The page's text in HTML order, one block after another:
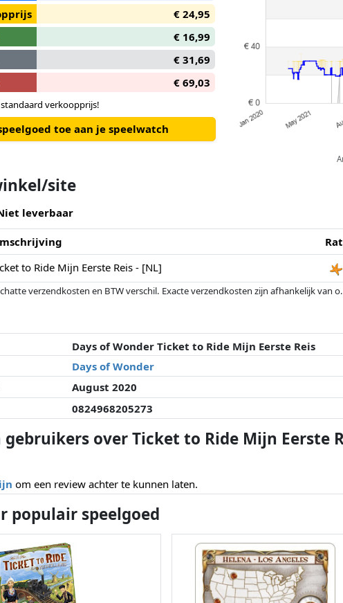
€ 24,95
€ 16,99
€ 31,69
€ 69,03
verkoopprijs!
toe aan je speelwatch
site
leverbaar
to Ride Mijn Eerste Reis - [NL]
verzendkosten en BTW verschil. Exacte verzendkosten zijn afhankelijk van
bij gelijke prijzen kunnen historische prestaties de volgorde beïnvloeden.
Days of Wonder Ticket to Ride Mijn Eerste Reis
Days of Wonder
August 2020
0824968205273
gebruikers over Ticket to Ride Mijn Eerste
om een review achter te kunnen laten.
populair speelgoed